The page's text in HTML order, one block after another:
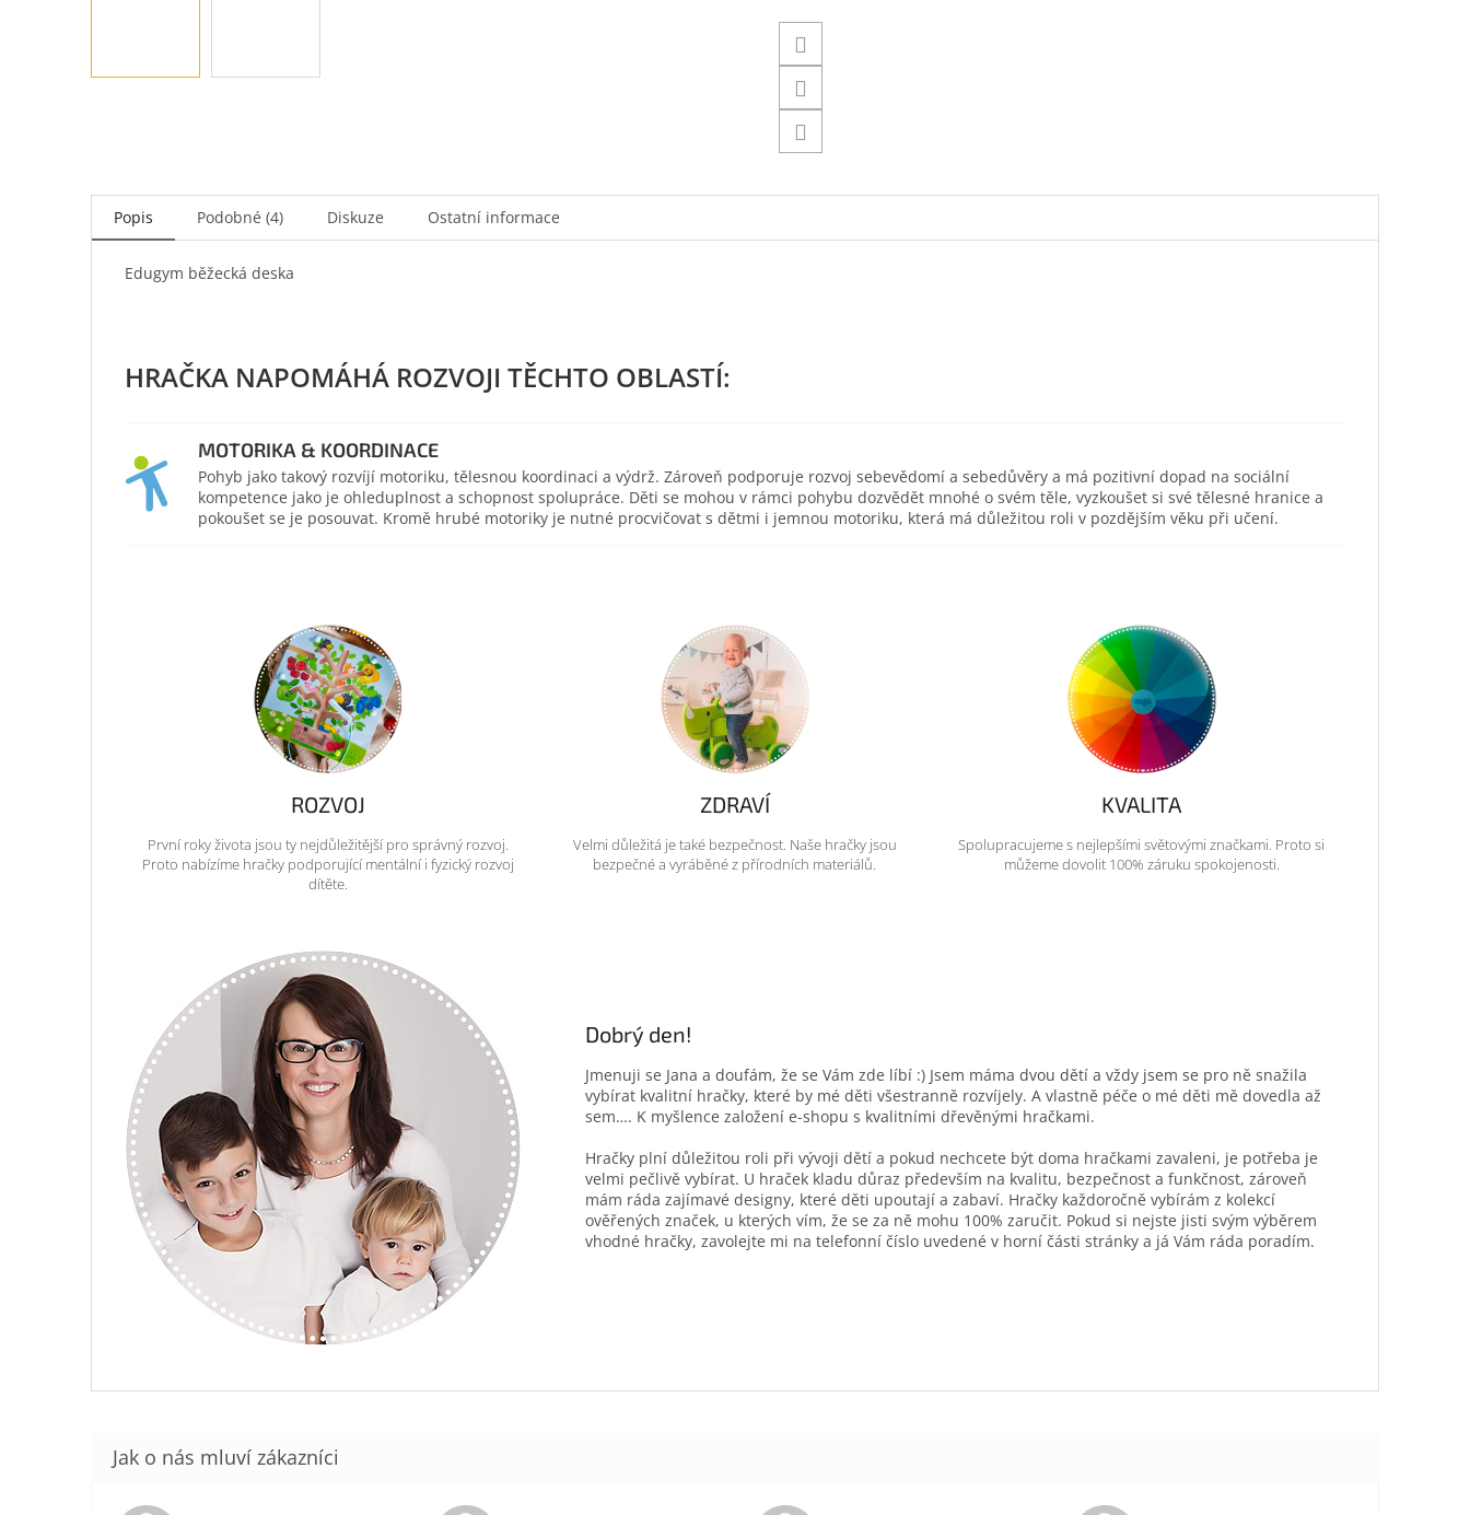
Popis Podobné (4) Diskuze Ostatní informace
Edugym běžecká deska
MOTORIKA & KOORDINACE
Pohyb jako takový rozvíjí motoriku, tělesnou koordinaci a výdrž. Zároveň podporuje rozvoj sebevědomí a sebedůvěry a má pozitivní dopad na sociální
kompetence jako je ohleduplnost a schopnost spolupráce. Děti se mohou v rámci pohybu dozvědět mnohé o svém těle, vyzkoušet si své tělesné hranice a
pokoušet se je posouvat. Kromě hrubé motoriky je nutné procvičovat s dětmi i jemnou motoriku, která má důležitou roli v pozdějším věku při učení.
ROZVOJ
První roky života jsou ty nejdůležitější pro správný rozvoj.
Proto nabízíme hračky podporující mentální i fyzický rozvoj
dítěte.
ZDRAVÍ
Velmi důležitá je také bezpečnost. Naše hračky jsou
bezpečné a vyráběné z přírodních materiálů.
KVALITA
Spolupracujeme s nejlepšími světovými značkami. Proto si
můžeme dovolit 100% záruku spokojenosti.
Dobrý den!
Jmenuji se Jana a doufám, že se Vám zde líbí :) Jsem máma dvou dětí a vždy jsem se pro ně snažila
vybírat kvalitní hračky, které by mé děti všestranně rozvíjely. A vlastně péče o mé děti mě dovedla až
sem…. K myšlence založení e-shopu s kvalitními dřevěnými hračkami.
Hračky plní důležitou roli při vývoji dětí a pokud nechcete být doma hračkami zavaleni, je potřeba je
velmi pečlivě vybírat. U hraček kladu důraz především na kvalitu, bezpečnost a funkčnost, zároveň
mám ráda zajímavé designy, které děti upoutají a zabaví. Hračky každoročně vybírám z kolekcí
ověřených značek, u kterých vím, že se za ně mohu 100% zaručit. Pokud si nejste jisti svým výběrem
vhodné hračky, zavolejte mi na telefonní číslo uvedené v horní části stránky a já Vám ráda poradím.